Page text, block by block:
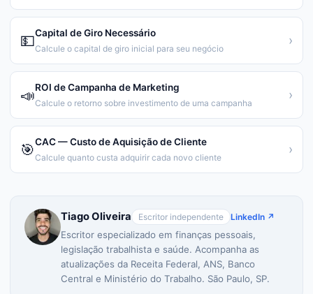
💵Capital de Giro Necessário
Calcule o capital de giro inicial para seu negócio
›
📣ROI de Campanha de Marketing
Calcule o retorno sobre investimento de uma campanha
›
🎯CAC — Custo de Aquisição de Cliente
Calcule quanto custa adquirir cada novo cliente
›
Tiago Oliveira Escritor independente LinkedIn ↗
Escritor especializado em finanças pessoais,
legislação trabalhista e saúde. Acompanha as
atualizações da Receita Federal, ANS, Banco
Central e Ministério do Trabalho. São Paulo, SP.